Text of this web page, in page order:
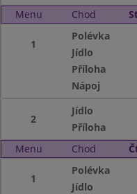
Menu
Chod
1
Polévka
Jídlo
Příloha
Nápoj
2
Jídlo
Příloha
Menu
Chod
1
Polévka
Jídlo